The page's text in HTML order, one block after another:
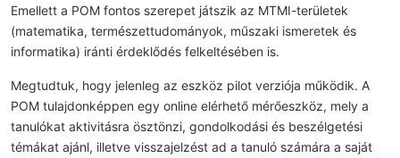
Emellett a POM fontos szerepet játszik az MTMI-területek
(matematika, természettudományok, műszaki ismeretek és
informatika) iránti érdeklődés felkeltésében is.
Megtudtuk, hogy jelenleg az eszköz pilot verziója működik. A
POM tulajdonképpen egy online elérhető mérőeszköz, mely a
tanulókat aktivitásra ösztönzi, gondolkodási és beszélgetési
témákat ajánl, illetve visszajelzést ad a tanuló számára a saját